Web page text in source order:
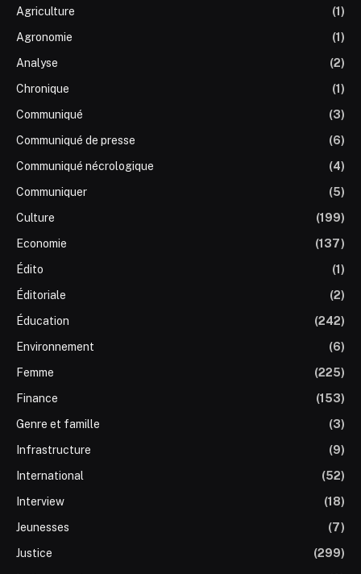
Agriculture
(1)
Agronomie
(1)
Analyse
(2)
Chronique
(1)
Communiqué
(3)
Communiqué de presse
(6)
Communiqué nécrologique
(4)
Communiquer
(5)
Culture
(199)
Economie
(137)
Édito
(1)
Éditoriale
(2)
Éducation
(242)
Environnement
(6)
Femme
(225)
Finance
(153)
Genre et famille
(3)
Infrastructure
(9)
International
(52)
Interview
(18)
Jeunesses
(7)
Justice
(299)